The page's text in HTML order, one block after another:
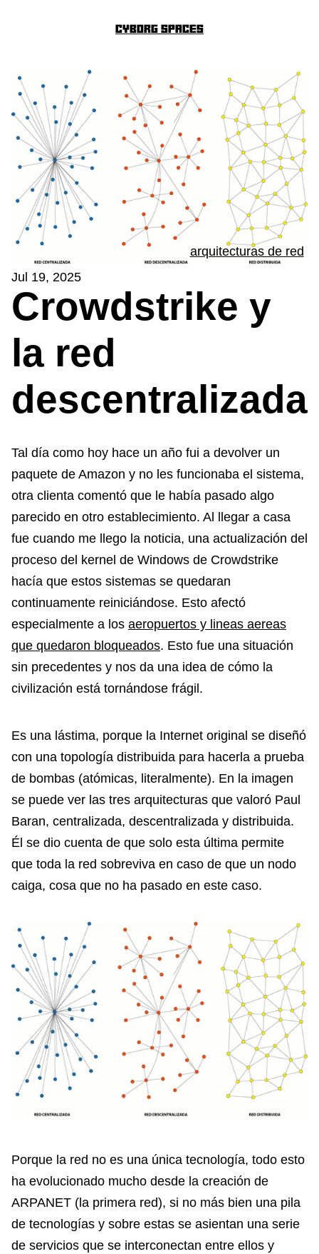
Cyborg Spaces
arquitecturas de red
Jul 19, 2025
Crowdstrike y
la red
descentralizada
Tal día como hoy hace un año fui a devolver un
paquete de Amazon y no les funcionaba el sistema,
otra clienta comentó que le había pasado algo
parecido en otro establecimiento. Al llegar a casa
fue cuando me llego la noticia, una actualización del
proceso del kernel de Windows de Crowdstrike
hacía que estos sistemas se quedaran
continuamente reiniciándose. Esto afectó
especialmente a los aeropuertos y lineas aereas
que quedaron bloqueados. Esto fue una situación
sin precedentes y nos da una idea de cómo la
civilización está tornándose frágil.
Es una lástima, porque la Internet original se diseñó
con una topología distribuida para hacerla a prueba
de bombas (atómicas, literalmente). En la imagen
se puede ver las tres arquitecturas que valoró Paul
Baran, centralizada, descentralizada y distribuida.
Él se dio cuenta de que solo esta última permite
que toda la red sobreviva en caso de que un nodo
caiga, cosa que no ha pasado en este caso.
Porque la red no es una única tecnología, todo esto
ha evolucionado mucho desde la creación de
ARPANET (la primera red), si no más bien una pila
de tecnologías y sobre estas se asientan una serie
de servicios que se interconectan entre ellos y